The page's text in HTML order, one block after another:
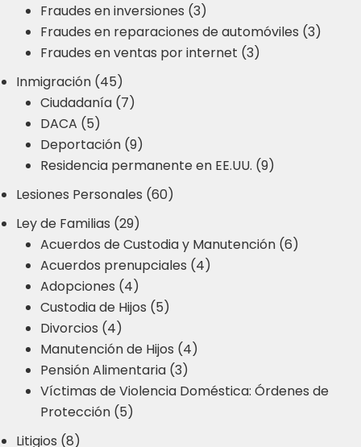
Fraudes en inversiones (3)
Fraudes en reparaciones de automóviles (3)
Fraudes en ventas por internet (3)
Inmigración (45)
Ciudadanía (7)
DACA (5)
Deportación (9)
Residencia permanente en EE.UU. (9)
Lesiones Personales (60)
Ley de Familias (29)
Acuerdos de Custodia y Manutención (6)
Acuerdos prenupciales (4)
Adopciones (4)
Custodia de Hijos (5)
Divorcios (4)
Manutención de Hijos (4)
Pensión Alimentaria (3)
Víctimas de Violencia Doméstica: Órdenes de
Protección (5)
Litigios (8)